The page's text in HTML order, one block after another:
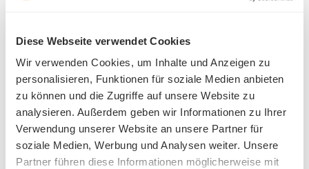
Diese Webseite verwendet Cookies
Wir verwenden Cookies, um Inhalte und Anzeigen zu
personalisieren, Funktionen für soziale Medien anbieten
zu können und die Zugriffe auf unsere Website zu
analysieren. Außerdem geben wir Informationen zu Ihrer
Verwendung unserer Website an unsere Partner für
soziale Medien, Werbung und Analysen weiter. Unsere
Partner führen diese Informationen möglicherweise mit
Linde Gas Schweiz AG
6252 Dagmersellen
Telefon +41 844 800 300